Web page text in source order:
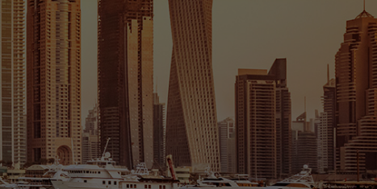
عقاري للخدمات